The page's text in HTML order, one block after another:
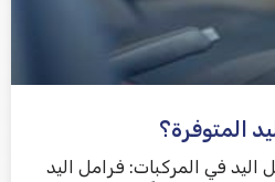
المتوفرة؟
اليد في المركبات: فرامل اليد